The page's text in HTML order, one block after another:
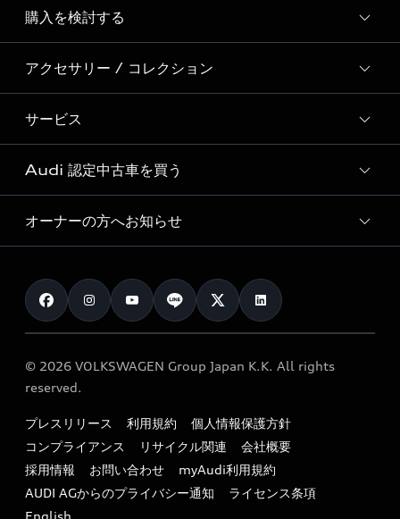
Story of Progress
Audi Sport
Formula 1®
デジタルサービス
ディーラー検索
新車在庫検索
試乗車・展示車検索
見積もり依頼
試乗予約
購入を検討する
モデル一覧
特別仕様モデル / 限定モデル
e-tronラインアップ
価格シミュレーション
車両比較
カタログ一覧
アクセサリー / コレクション
純正アクセサリー
オンラインショップ
Audi collection
アウディナビアプリ
サービス
サービス入庫予約
サービスプログラム
メンテナンス
車検 / 定期点検
e-tronアフターサポート
myAudi
Audi 認定中古車を買う
Audi認定中古車
クオリティ
保証
メンテナンス
ファイナンス
キャンペーン / イベント
買取査定
オーナーの方へお知らせ
お知らせ
オーナー様向けキャンペーン
特定整備適用車一覧
リサイクル法
よくある質問（FAQ）
© 2026 VOLKSWAGEN Group Japan K.K. All rights
reserved.
プレスリリース 利用規約
個人情報保護方針
コンプライアンス
リサイクル関連
会社概要
採用情報
お問い合わせ
myAudi利用規約
AUDI AGからのプライバシー通知
ライセンス条項
English